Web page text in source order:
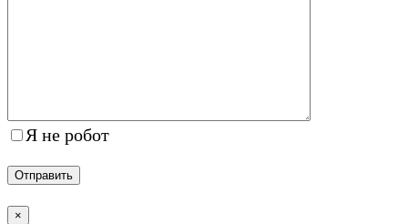
Я не робот
×